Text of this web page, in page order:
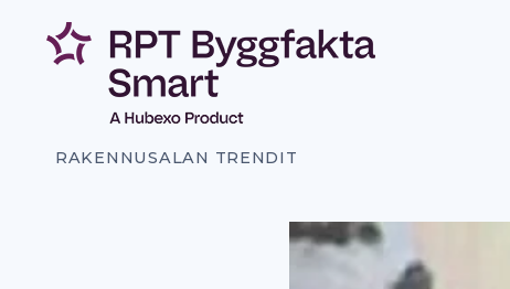
sisältöön
RAKENNUSALAN TRENDIT